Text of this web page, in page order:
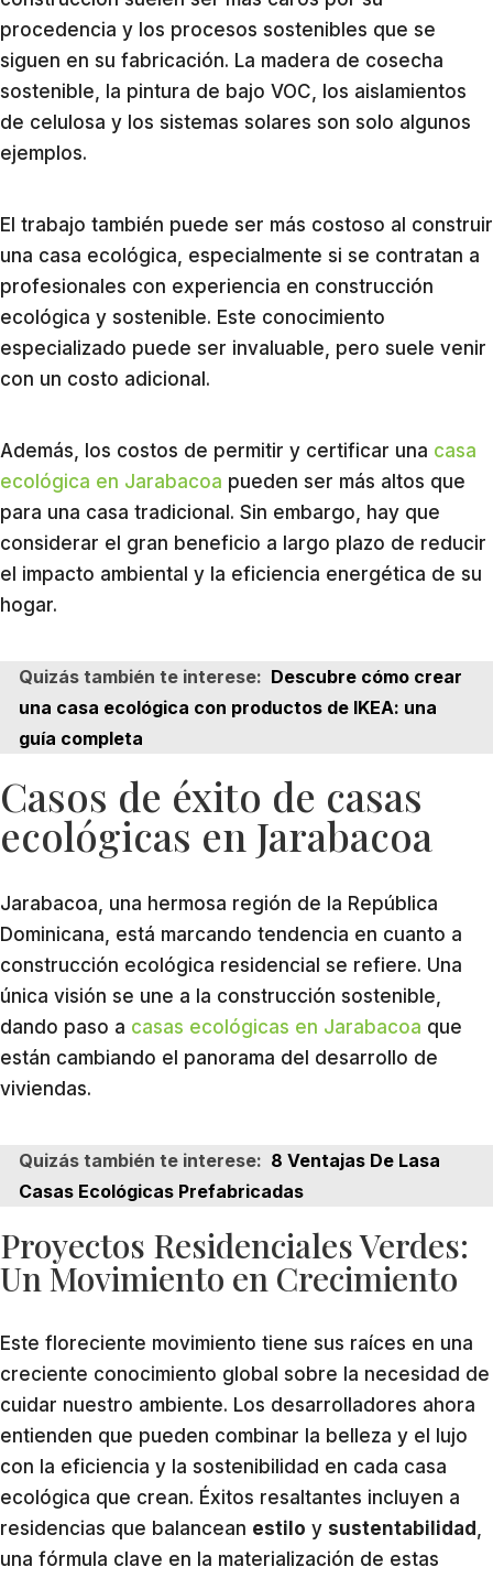
procedencia y los procesos sostenibles que se
siguen en su fabricación. La madera de cosecha
sostenible, la pintura de bajo VOC, los aislamientos
de celulosa y los sistemas solares son solo algunos
ejemplos.
El trabajo también puede ser más costoso al construir
una casa ecológica, especialmente si se contratan a
profesionales con experiencia en construcción
ecológica y sostenible. Este conocimiento
especializado puede ser invaluable, pero suele venir
con un costo adicional.
Además, los costos de permitir y certificar una casa
ecológica en Jarabacoa pueden ser más altos que
para una casa tradicional. Sin embargo, hay que
considerar el gran beneficio a largo plazo de reducir
el impacto ambiental y la eficiencia energética de su
hogar.
Quizás también te interese: Descubre cómo crear
una casa ecológica con productos de IKEA: una
guía completa
Casos de éxito de casas
ecológicas en Jarabacoa
Jarabacoa, una hermosa región de la República
Dominicana, está marcando tendencia en cuanto a
construcción ecológica residencial se refiere. Una
única visión se une a la construcción sostenible,
dando paso a casas ecológicas en Jarabacoa que
están cambiando el panorama del desarrollo de
viviendas.
Quizás también te interese: 8 Ventajas De Lasa
Casas Ecológicas Prefabricadas
Proyectos Residenciales Verdes:
Un Movimiento en Crecimiento
Este floreciente movimiento tiene sus raíces en una
creciente conocimiento global sobre la necesidad de
cuidar nuestro ambiente. Los desarrolladores ahora
entienden que pueden combinar la belleza y el lujo
con la eficiencia y la sostenibilidad en cada casa
ecológica que crean. Éxitos resaltantes incluyen a
residencias que balancean estilo y sustentabilidad ,
una fórmula clave en la materialización de estas